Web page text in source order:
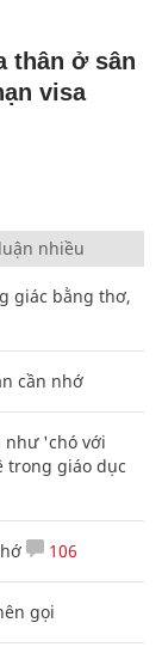
thân ở sân
visa
nhiều
giác bằng thơ,
cần nhớ
như 'chó với
trong giáo dục
106
gọi